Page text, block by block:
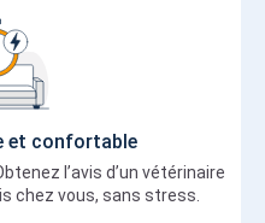
et confortable
l’avis d’un vétérinaire
chez vous, sans stress.